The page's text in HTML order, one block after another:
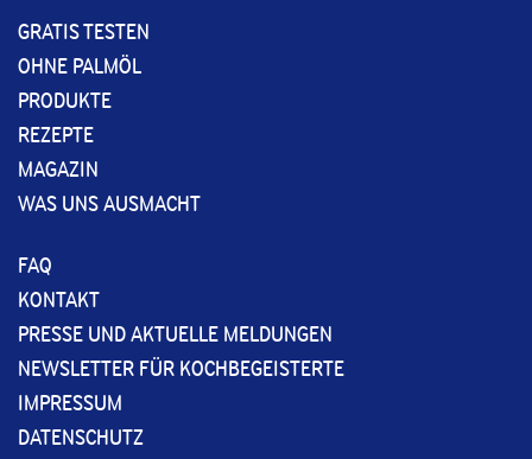
GRATIS TESTEN
OHNE PALMÖL
PRODUKTE
REZEPTE
MAGAZIN
WAS UNS AUSMACHT
FAQ
KONTAKT
PRESSE UND AKTUELLE MELDUNGEN
NEWSLETTER FÜR KOCHBEGEISTERTE
IMPRESSUM
DATENSCHUTZ